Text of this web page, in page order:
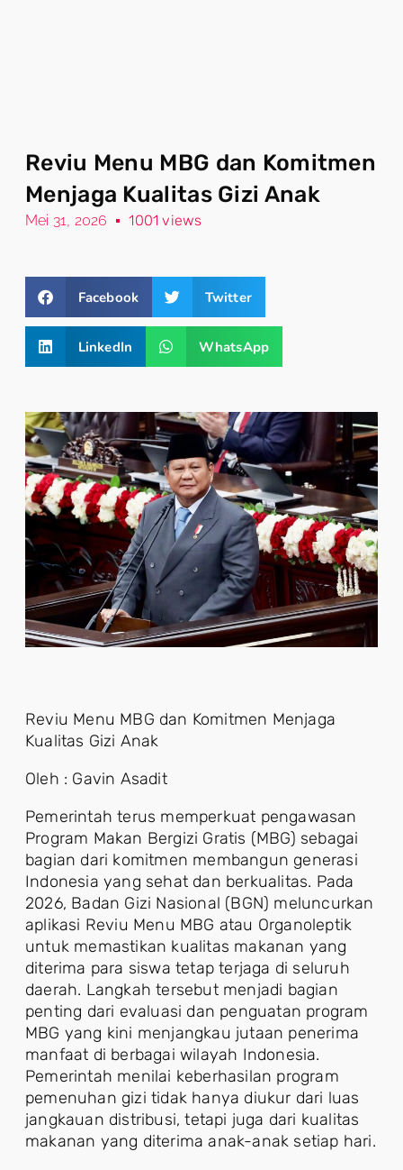
Reviu Menu MBG dan Komitmen
Menjaga Kualitas Gizi Anak
Mei 31, 2026 1001 views
Facebook Twitter
LinkedIn WhatsApp
Reviu Menu MBG dan Komitmen Menjaga
Kualitas Gizi Anak
Oleh : Gavin Asadit
Pemerintah terus memperkuat pengawasan
Program Makan Bergizi Gratis (MBG) sebagai
bagian dari komitmen membangun generasi
Indonesia yang sehat dan berkualitas. Pada
2026, Badan Gizi Nasional (BGN) meluncurkan
aplikasi Reviu Menu MBG atau Organoleptik
untuk memastikan kualitas makanan yang
diterima para siswa tetap terjaga di seluruh
daerah. Langkah tersebut menjadi bagian
penting dari evaluasi dan penguatan program
MBG yang kini menjangkau jutaan penerima
manfaat di berbagai wilayah Indonesia.
Pemerintah menilai keberhasilan program
pemenuhan gizi tidak hanya diukur dari luas
jangkauan distribusi, tetapi juga dari kualitas
makanan yang diterima anak-anak setiap hari.